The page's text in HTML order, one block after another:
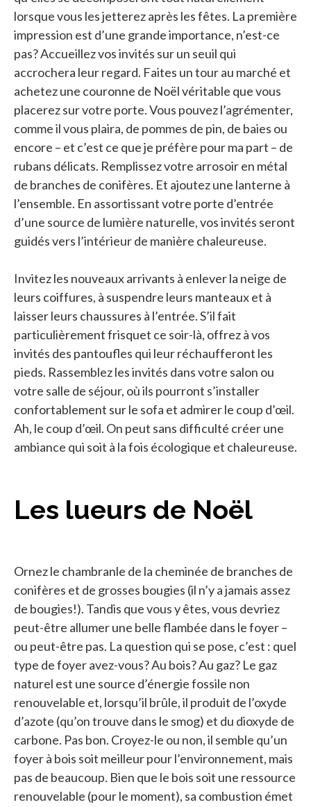
lorsque vous les jetterez après les fêtes. La première
impression est d’une grande importance, n’est-ce
pas? Accueillez vos invités sur un seuil qui
accrochera leur regard. Faites un tour au marché et
achetez une couronne de Noël véritable que vous
placerez sur votre porte. Vous pouvez l’agrémenter,
comme il vous plaira, de pommes de pin, de baies ou
encore – et c’est ce que je préfère pour ma part – de
rubans délicats. Remplissez votre arrosoir en métal
de branches de conifères. Et ajoutez une lanterne à
l’ensemble. En assortissant votre porte d’entrée
d’une source de lumière naturelle, vos invités seront
guidés vers l’intérieur de manière chaleureuse.
Invitez les nouveaux arrivants à enlever la neige de
leurs coiffures, à suspendre leurs manteaux et à
laisser leurs chaussures à l’entrée. S’il fait
particulièrement frisquet ce soir-là, offrez à vos
invités des pantoufles qui leur réchaufferont les
pieds. Rassemblez les invités dans votre salon ou
votre salle de séjour, où ils pourront s’installer
confortablement sur le sofa et admirer le coup d’œil.
Ah, le coup d’œil. On peut sans difficulté créer une
ambiance qui soit à la fois écologique et chaleureuse.
Les lueurs de Noël
Ornez le chambranle de la cheminée de branches de
conifères et de grosses bougies (il n’y a jamais assez
de bougies!). Tandis que vous y êtes, vous devriez
peut-être allumer une belle flambée dans le foyer –
ou peut-être pas. La question qui se pose, c’est : quel
type de foyer avez-vous? Au bois? Au gaz? Le gaz
naturel est une source d’énergie fossile non
renouvelable et, lorsqu’il brûle, il produit de l’oxyde
d’azote (qu’on trouve dans le smog) et du dioxyde de
carbone. Pas bon. Croyez-le ou non, il semble qu’un
foyer à bois soit meilleur pour l’environnement, mais
pas de beaucoup. Bien que le bois soit une ressource
renouvelable (pour le moment), sa combustion émet